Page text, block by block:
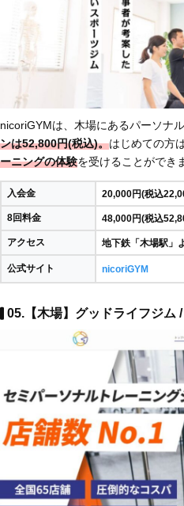
nicoriGYMは、木場にあるパーソナル
ンは52,800円(税込)。はじめての方
ーニングの体験を受けることができ
入会金 20,000円(税込
8回料金 48,000円(税込
アクセス 地下鉄「木場駅」
公式サイト nicoriGYM
05.【木場】グッドライフジム